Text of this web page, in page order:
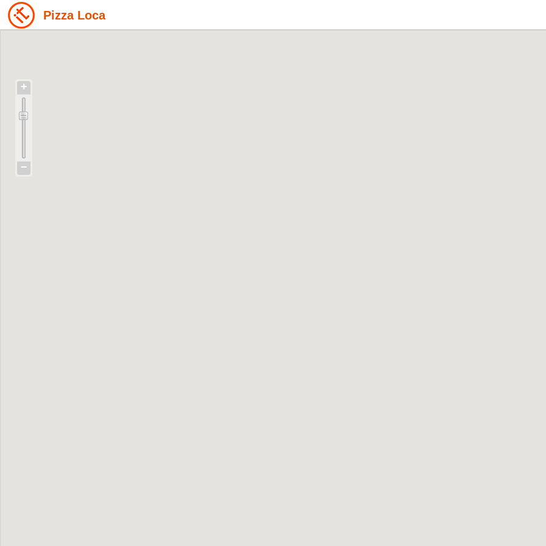
Pizza Loca
+
−